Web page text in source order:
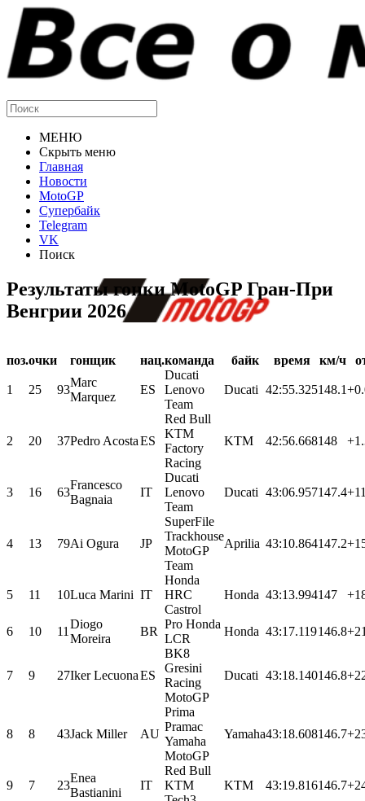
МЕНЮ
Скрыть меню
Главная
Новости
MotoGP
Супербайк
Telegram
VK
Поиск
Результаты гонки MotoGP Гран-При
Венгрии 2026
поз.очки гонщик нац.команда байк время км/ч
1 25 93
Marc
Marquez
ES
Ducati
Lenovo
Team
Ducati 42:55.325148.1
2 20 37Pedro AcostaES
Red Bull
KTM
Factory
Racing
KTM 42:56.668148
3 16 63
Francesco
Bagnaia
IT
Ducati
Lenovo
Team
Ducati 43:06.957147.4
4 13 79Ai Ogura JP
SuperFile
Trackhouse
MotoGP
Team
Aprilia 43:10.864147.2
5 11 10Luca Marini IT
Honda
HRC
Castrol
Honda 43:13.994147
6 10 11
Diogo
Moreira
BR
Pro Honda
LCR
Honda 43:17.119146.8
7 9 27Iker LecuonaES
BK8
Gresini
Racing
MotoGP
Ducati 43:18.140146.8
8 8 43Jack Miller AU
Prima
Pramac
Yamaha
MotoGP
Yamaha43:18.608146.7
9 7 23
Enea
Bastianini
IT
Red Bull
KTM
KTM 43:19.816146.7